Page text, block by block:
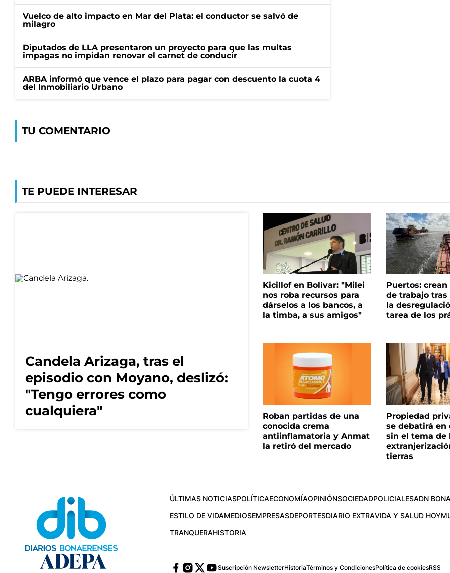
Vuelco de alto impacto en Mar del Plata: el conductor se salvó de
milagro
Diputados de LLA presentaron un proyecto para que las multas
impagas no impidan renovar el carnet de conducir
ARBA informó que vence el plazo para pagar con descuento la cuota 4
del Inmobiliario Urbano
TU COMENTARIO
TE PUEDE INTERESAR
Candela Arizaga, tras el
episodio con Moyano, deslizó:
"Tengo errores como
cualquiera"
Kicillof en Bolívar: "Milei
nos roba recursos para
dárselos a los bancos, a
la timba, a sus amigos"
Puertos:
de trabajo tras
la
tarea de los
Roban partidas de una
conocida crema
antiinflamatoria y Anmat
la retiró del mercado
Propiedad
se debatirá en
sin el tema de
tierras
ÚLTIMAS NOTICIASPOLÍTICAECONOMÍAOPINIÓNSOCIEDADPOLICIALESADN
ESTILO DE VIDAMEDIOSEMPRESASDEPORTESDIARIO EXTRAVIDA Y SALUD HOY
TRANQUERAHISTORIA
Suscripción NewsletterHistoriaTérminos y CondicionesPolítica de cookiesRSS